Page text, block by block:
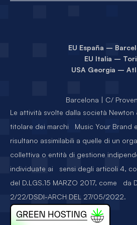
Le attività svolte dalla società Newton
titolare dei marchi Music Your Brand
risultano assimilabili a quelle di un
collettiva o entità di gestione
individuate ai sensi degli articoli 4,
del D.LGS.15 MARZO 2017, come da
2/22/DSDI-ARCH DEL 27/05/2022.
EU España –
EU Italia –
USA Georgia –
Barcelona | C/